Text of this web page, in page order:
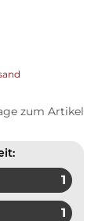
zum Artikel
1
1